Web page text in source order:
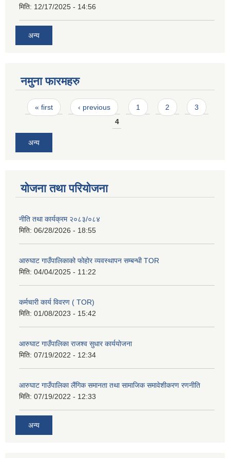
मिति: 12/17/2025 - 14:56
अन्य
नमुना फारमहरु
Pages
« first ‹ previous 1 2
3
4
अन्य
योजना तथा परियोजना
नीति तथा कार्यक्रम २०८३/०८४
मिति: 06/28/2026 - 18:55
आरुघाट गाउँपालिकाको फोहोर व्यवस्थापन सम्बन्धी TOR
मिति: 04/04/2025 - 11:22
कर्मचारी कार्य विवरण ( TOR)
मिति: 01/08/2023 - 15:42
आरुघाट गाउँपालिका राजश्व सुधार कार्ययोजना
मिति: 07/19/2022 - 12:34
आरुघाट गाउँपालिका लैंगिक समानता तथा सामाजिक समावेशीकरण रणनीति
मिति: 07/19/2022 - 12:33
अन्य